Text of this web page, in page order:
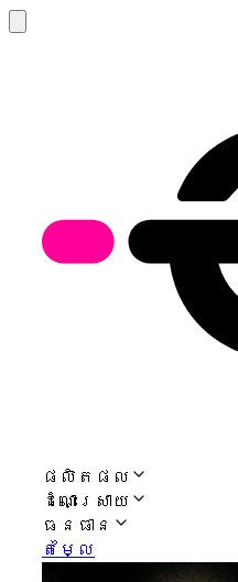
ផលិតផល
ដំណោះស្រាយ
ធនធាន
តម្លៃ